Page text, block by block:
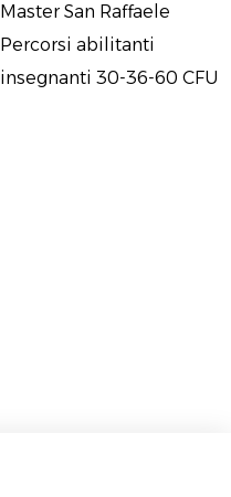
Master San Raffaele
Percorsi abilitanti
insegnanti 30-36-60 CFU